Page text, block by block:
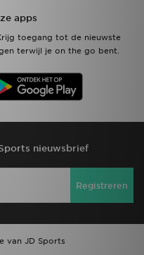
apps
toegang tot de nieuwste
terwijl je on the go bent.
nieuwsbrief
Registreren
van JD Sports